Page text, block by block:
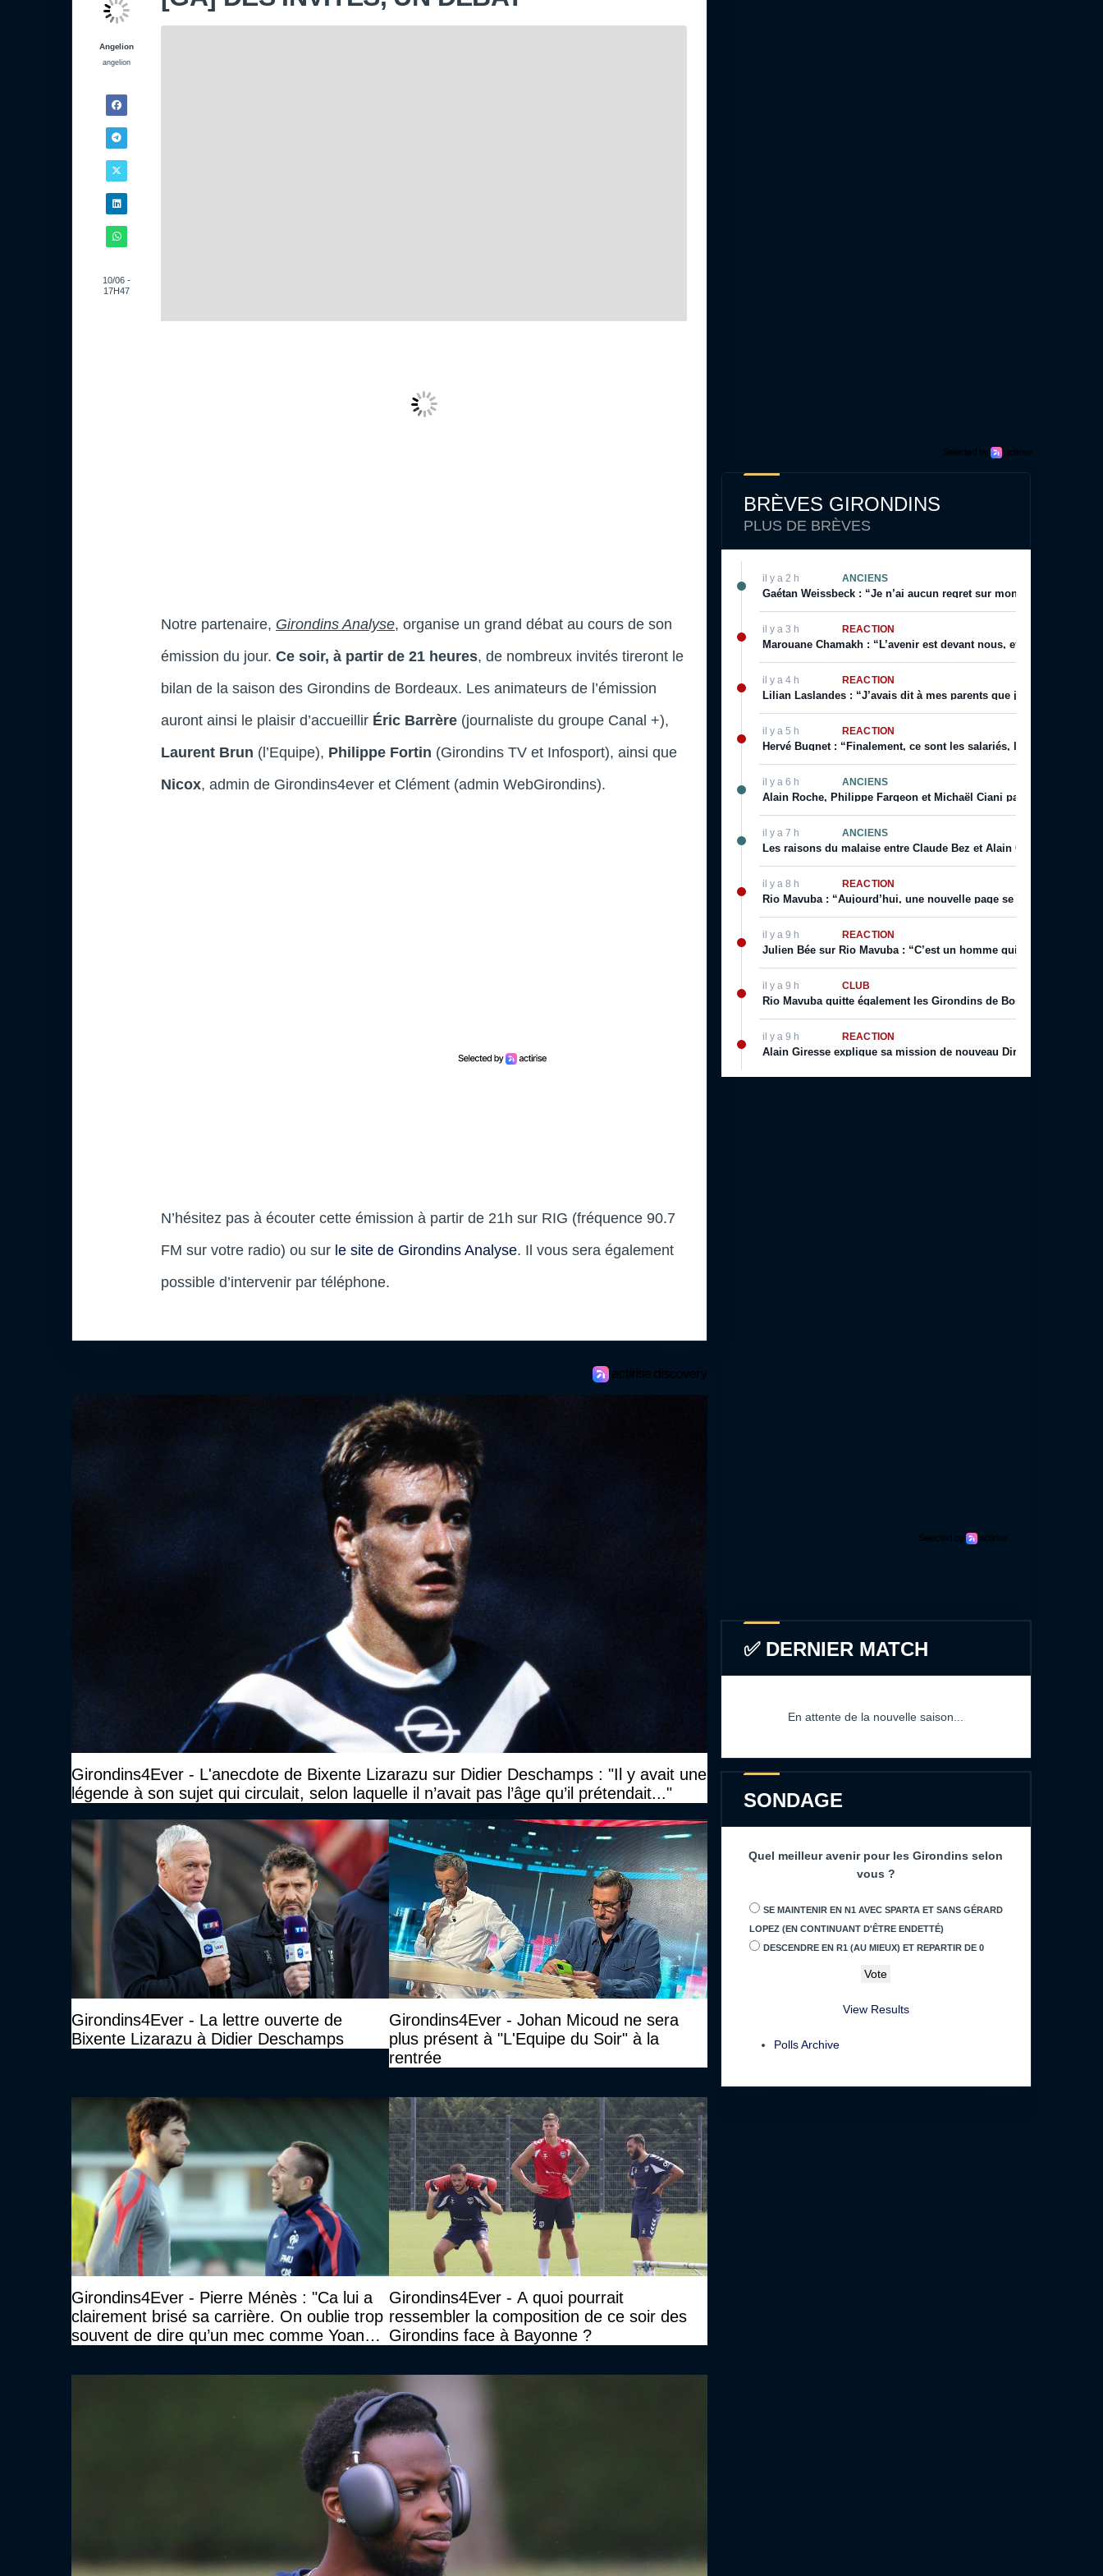
Angelion
angelion
10/06 -
17H47
Notre partenaire, Girondins Analyse, organise un grand débat au cours de son
émission du jour. Ce soir, à partir de 21 heures, de nombreux invités tireront le
bilan de la saison des Girondins de Bordeaux. Les animateurs de l’émission
auront ainsi le plaisir d’accueillir Éric Barrère (journaliste du groupe Canal +),
Laurent Brun (l’Equipe), Philippe Fortin (Girondins TV et Infosport), ainsi que
Nicox, admin de Girondins4ever et Clément (admin WebGirondins).
N’hésitez pas à écouter cette émission à partir de 21h sur RIG (fréquence 90.7
FM sur votre radio) ou sur le site de Girondins Analyse. Il vous sera également
possible d’intervenir par téléphone.
Girondins4Ever - L'anecdote de Bixente Lizarazu sur Didier Deschamps : "Il y avait une
légende à son sujet qui circulait, selon laquelle il n’avait pas l’âge qu’il prétendait..."
Girondins4Ever - La lettre ouverte de
Bixente Lizarazu à Didier Deschamps
Girondins4Ever - Johan Micoud ne sera
plus présent à "L'Equipe du Soir" à la
rentrée
Girondins4Ever - Pierre Ménès : "Ca lui a
clairement brisé sa carrière. On oublie trop
souvent de dire qu’un mec comme Yoann
Girondins4Ever - A quoi pourrait
ressembler la composition de ce soir des
Girondins face à Bayonne ?
BRÈVES GIRONDINS
PLUS DE BRÈVES
il y a 2 h ANCIENS
Gaétan Weissbeck : “Je n’ai aucun regret sur mon choix qui a été
il y a 3 h RÉACTION
Marouane Chamakh : “L’avenir est devant nous, et je serai bientôt
il y a 4 h RÉACTION
Lilian Laslandes : “J’avais dit à mes parents que j’allais
il y a 5 h RÉACTION
Hervé Bugnet : “Finalement, ce sont les salariés, les supporters,
il y a 6 h ANCIENS
Alain Roche, Philippe Fargeon et Michaël Ciani parlent de leur
il y a 7 h ANCIENS
Les raisons du malaise entre Claude Bez et Alain Giresse
il y a 8 h RÉACTION
Rio Mavuba : “Aujourd’hui, une nouvelle page se tourne […]
il y a 9 h RÉACTION
Julien Bée sur Rio Mavuba : “C’est un homme qui incarne les
il y a 9 h CLUB
Rio Mavuba quitte également les Girondins de Bordeaux
il y a 9 h RÉACTION
Alain Giresse explique sa mission de nouveau Directeur
✅ DERNIER MATCH
En attente de la nouvelle saison...
SONDAGE
Quel meilleur avenir pour les Girondins selon
vous ?
SE MAINTENIR EN N1 AVEC SPARTA ET SANS GÉRARD
LOPEZ (EN CONTINUANT D'ÊTRE ENDETTÉ)
DESCENDRE EN R1 (AU MIEUX) ET REPARTIR DE 0
View Results
Polls Archive